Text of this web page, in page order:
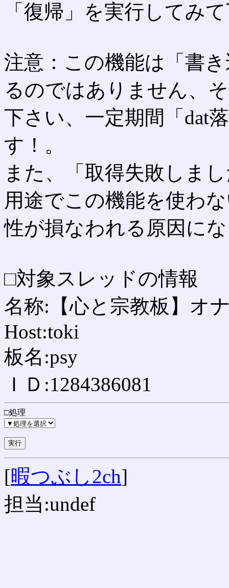
「復帰」を実行してみ
注意：この機能は「書
るのではありません、
下さい、一定期間「dat
す！。
また、「取得失敗しま
用途でこの機能を使わ
性が損なわれる原因に
□対象スレッドの情報
名称:【心と宗教板】オ
Host:toki
板名:psy
ＩＤ:1284386081
□処理
[暇つぶし2ch]
担当:undef